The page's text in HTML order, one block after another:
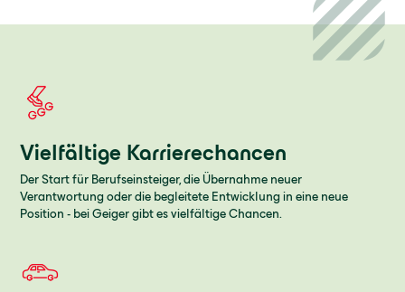
Vielfältige Karrierechancen
Der Start für Berufseinsteiger, die Übernahme neuer
Verantwortung oder die begleitete Entwicklung in eine neue
Position - bei Geiger gibt es vielfältige Chancen.